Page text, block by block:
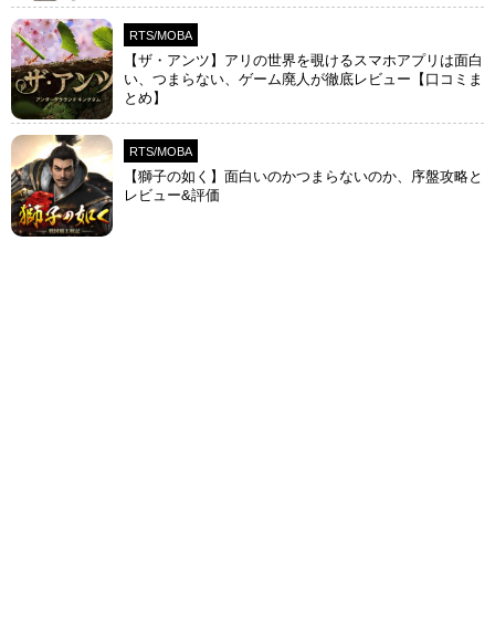
RTS/MOBA
【ザ・アンツ】アリの世界を覗けるスマホアプリは面白
い、つまらない、ゲーム廃人が徹底レビュー【口コミま
とめ】
RTS/MOBA
【獅子の如く】面白いのかつまらないのか、序盤攻略と
レビュー&評価